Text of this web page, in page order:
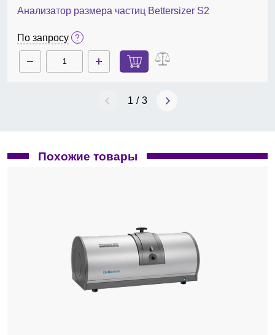
время типичного измерения, сек — менее 10 ;
анализируемые параметры формы частиц:
округлость, длина/диаметр;
определение показателя преломления частиц в
точность измерений — ≤0,5%;
линзы оптической схемы — двойные объективы
циркуляция воды — встроенный центробежный
насос с производительностью 500-2500 мл/мин,
автоматический забор и сброс воды. Емкость
системы 600 мл;
полная автоматизация измерений;
Анализатор размера частиц Bettersizer S2
По запросу
1 / 3
Похожие товары